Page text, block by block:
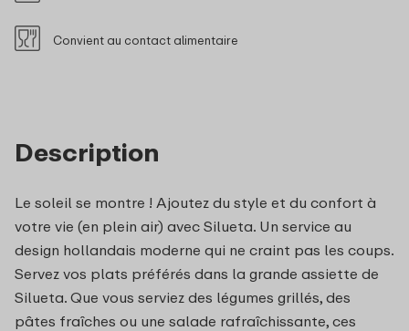
Description
Le soleil se montre ! Ajoutez du style et du confort à
votre vie (en plein air) avec Silueta. Un service au
design hollandais moderne qui ne craint pas les coups.
Servez vos plats préférés dans la grande assiette de
Silueta. Que vous serviez des légumes grillés, des
pâtes fraîches ou une salade rafraîchissante, ces
Convient au contact alimentaire